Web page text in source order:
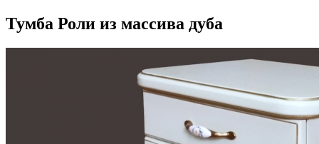
Тумба Роли из массива дуба